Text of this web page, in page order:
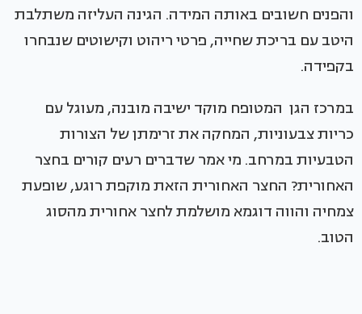
והפנים חשובים באותה המידה. הגינה העליזה משתלבת
היטב עם בריכת שחייה, פרטי ריהוט וקישוטים שנבחרו
בקפידה.
במרכז הגן המטופח מוקד ישיבה מובנה, מעוגל עם
כריות צבעוניות, המחקה את זרימתן של הצורות
הטבעיות במרחב. מי אמר שדברים רעים קורים בחצר
האחורית? החצר האחורית הזאת מוקפת רוגע, שופעת
צמחיה והווה דוגמא מושלמת לחצר אחורית מהסוג
הטוב.